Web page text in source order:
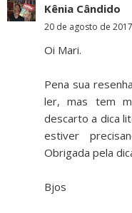
Kênia Cândido
20 de agosto de
Oi Mari.
Pena sua
ler, mas tem
descarto a dica
estiver
Obrigada pela
Bjos